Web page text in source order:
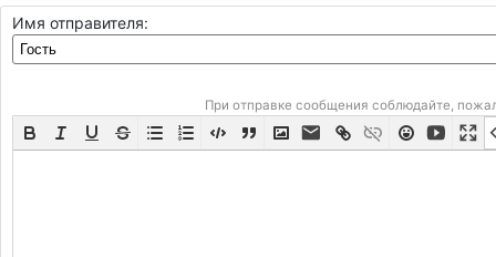
Имя отправителя:
При отправке сообщения соблюдайте,